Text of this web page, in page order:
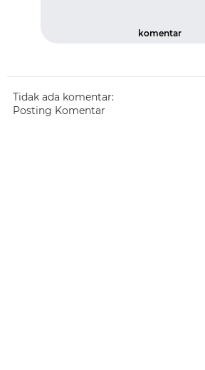
komentar
Tidak ada komentar:
Posting Komentar